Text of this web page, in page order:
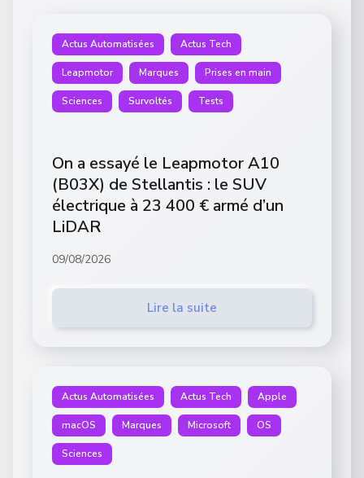
Actus Automatisées Actus Tech
Leapmotor Marques Prises en main
Sciences Survoltés Tests
On a essayé le Leapmotor A10
(B03X) de Stellantis : le SUV
électrique à 23 400 € armé d’un
LiDAR
09/08/2026
Lire la suite
Actus Automatisées Actus Tech Apple
macOS Marques Microsoft OS
Sciences